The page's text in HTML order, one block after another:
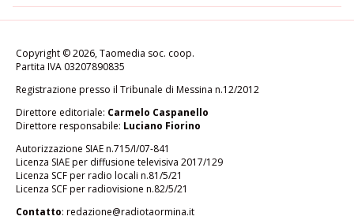
Copyright © 2026, Taomedia soc. coop.
Partita IVA 03207890835
Registrazione presso il Tribunale di Messina n.12/2012
Direttore editoriale: Carmelo Caspanello
Direttore responsabile: Luciano Fiorino
Autorizzazione SIAE n.715/I/07-841
Licenza SIAE per diffusione televisiva 2017/129
Licenza SCF per radio locali n.81/5/21
Licenza SCF per radiovisione n.82/5/21
Contatto: redazione@radiotaormina.it